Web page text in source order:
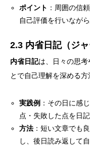
ポイント ：周囲の信
自己評価を行いなが
2.3 内省日記（ジャ
内省日記は、日々の思考
とで自己理解を深める方
実践例 ：その日に感
点・失敗した点を日
方法 ：短い文章でも
し、後日読み返して